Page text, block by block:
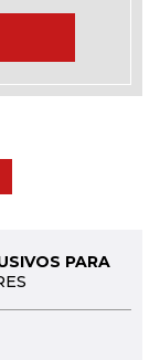
PARA